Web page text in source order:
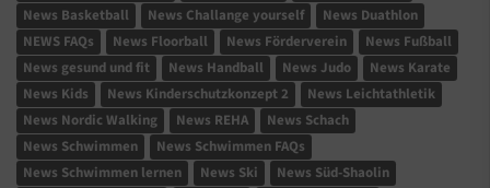
News Basketball
News Challange yourself
News Duathlon
NEWS FAQs
News Floorball News Förderverein
News Fußball
News gesund und fit
News Handball News Judo
News Karate
News Kids
News Kinderschutzkonzept 2
News Leichtathletik
News Nordic Walking
News REHA
News Schach
News Schwimmen
News Schwimmen FAQs
News Schwimmen lernen
News Ski
News Süd-Shaolin